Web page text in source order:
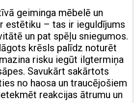
geiminga mēbelē un
estētiku – tas ir ieguldījums
un pat spēļu sniegumos.
krēsls palīdz noturēt
risku iegūt ilgtermiņa
Savukārt sakārtots
no haosa un traucējošiem
reakcijas ātrumu un